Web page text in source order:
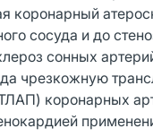
коронарный
сосуда и до
сонных
чрезкожную
коронарных